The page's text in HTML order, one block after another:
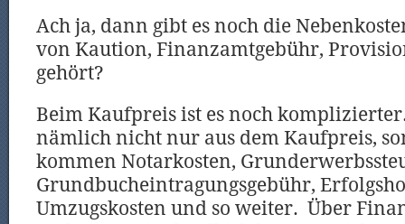
Ach ja, dann gibt es noch die
von Kaution, Finanzamtgebühr,
gehört?
Beim Kaufpreis ist es noch
nämlich nicht nur aus dem Kaufpreis,
kommen Notarkosten,
Grundbucheintragungsgebühr,
Umzugskosten und so weiter. Über